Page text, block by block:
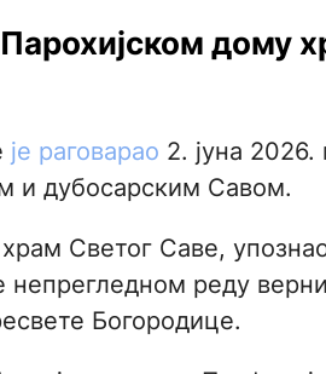
дому
је раговарао 2. јуна 2026.
и дубосарским Савом.
Светог Саве,
реду
Богородице.